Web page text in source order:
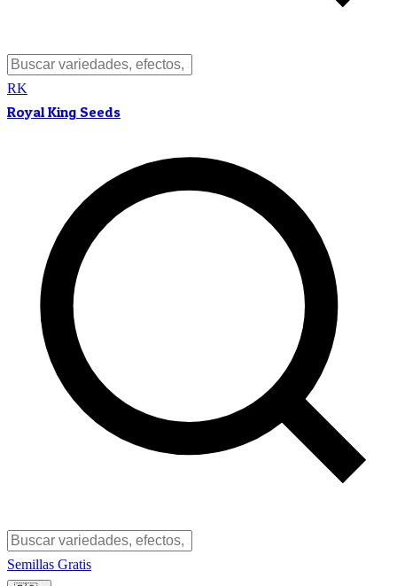
RK
Royal King Seeds
Semillas Gratis